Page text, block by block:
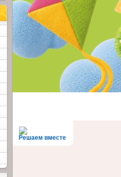
Решаем вместе